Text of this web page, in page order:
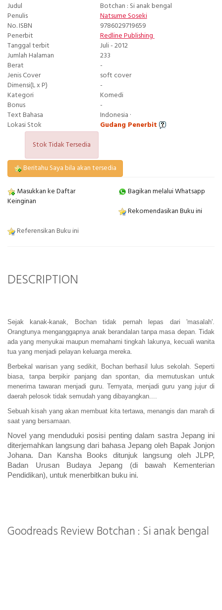
Judul
Botchan : Si anak bengal
Penulis
Natsume Soseki
No. ISBN
9786029719659
Penerbit
Redline Publishing
Tanggal terbit
Juli - 2012
Jumlah Halaman
233
Berat
-
Jenis Cover
soft cover
Dimensi(L x P)
-
Kategori
Komedi
Bonus
-
Text Bahasa
Indonesia ·
Lokasi Stok
Gudang Penerbit
Stok Tidak Tersedia
Beritahu Saya bila akan tersedia
Masukkan ke Daftar
Keinginan
Bagikan melalui Whatsapp
Rekomendasikan Buku ini
Referensikan Buku ini
DESCRIPTION
Sejak kanak-kanak, Bochan tidak pernah lepas dari 'masalah'.
Orangtunya menganggapnya anak berandalan tanpa masa depan. Tidak
ada yang menyukai maupun memahami tingkah lakunya, kecuali wanita
tua yang menjadi pelayan keluarga mereka.
Berbekal warisan yang sedikit, Bochan berhasil lulus sekolah. Seperti
biasa, tanpa berpikir panjang dan spontan, dia memutuskan untuk
menerima tawaran menjadi guru. Ternyata, menjadi guru yang jujur di
daerah pelosok tidak semudah yang dibayangkan....
Sebuah kisah yang akan membuat kita tertawa, menangis dan marah di
saat yang bersamaan.
Novel yang menduduki posisi penting dalam sastra Jepang ini
diterjemahkan langsung dari bahasa Jepang oleh Bapak Jonjon
Johana. Dan Kansha Books ditunjuk langsung oleh JLPP,
Badan Urusan Budaya Jepang (di bawah Kementerian
Pendidikan), untuk menerbitkan buku ini.
Goodreads Review Botchan : Si anak bengal